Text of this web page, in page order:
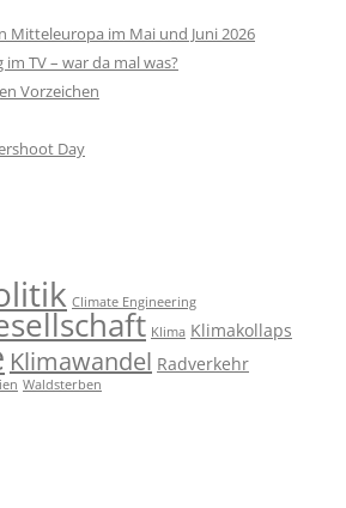
Mitteleuropa im Mai und Juni 2026
TV – war da mal was?
Vorzeichen
Day
Climate Engineering
Klima Klimakollaps
Klimawandel Radverkehr
Waldsterben